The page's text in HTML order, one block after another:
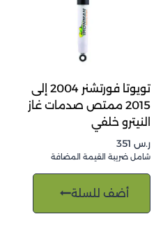
تويوتا فورتشنر 2004 إلى
2015 ممتص صدمات غاز
النيترو خلفي
ر.س
شامل ضريبة القيمة المضافة
أضف للسلة